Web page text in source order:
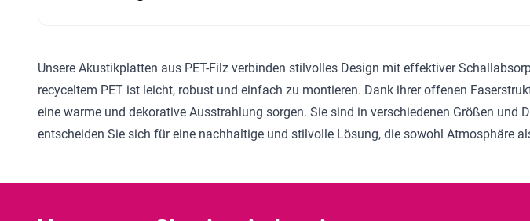
Unsere Akustikplatten aus PET-Filz verbinden stilvolles Design mit effektiver
recyceltem PET ist leicht, robust und einfach zu montieren. Dank ihrer offenen
eine warme und dekorative Ausstrahlung sorgen. Sie sind in verschiedenen Größen
entscheiden Sie sich für eine nachhaltige und stilvolle Lösung, die sowohl Atmosphäre